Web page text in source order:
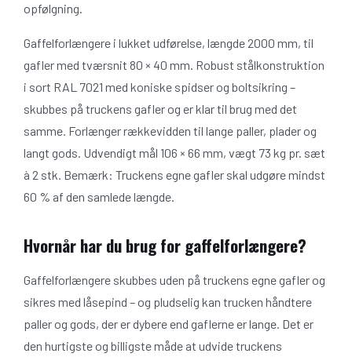
opfølgning.
Gaffelforlængere i lukket udførelse, længde 2000 mm, til
gafler med tværsnit 80 × 40 mm. Robust stålkonstruktion
i sort RAL 7021 med koniske spidser og boltsikring –
skubbes på truckens gafler og er klar til brug med det
samme. Forlænger rækkevidden til lange paller, plader og
langt gods. Udvendigt mål 106 × 66 mm, vægt 73 kg pr. sæt
à 2 stk. Bemærk: Truckens egne gafler skal udgøre mindst
60 % af den samlede længde.
Hvornår har du brug for gaffelforlængere?
Gaffelforlængere skubbes uden på truckens egne gafler og
sikres med låsepind – og pludselig kan trucken håndtere
paller og gods, der er dybere end gaflerne er lange. Det er
den hurtigste og billigste måde at udvide truckens